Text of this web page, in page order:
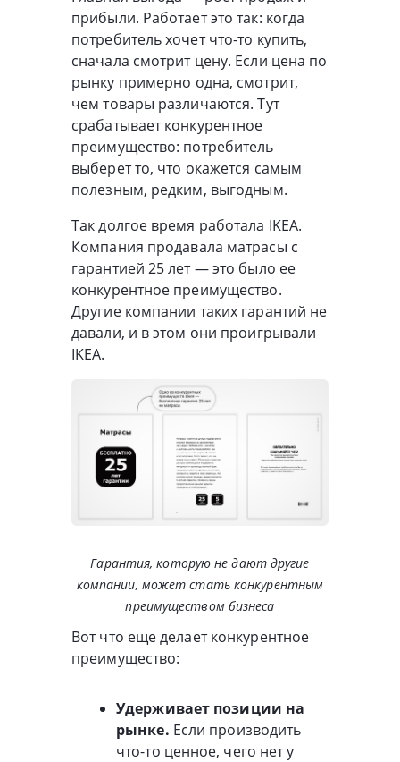
прибыли. Работает это так: когда
потребитель хочет что-то купить,
сначала смотрит цену. Если цена по
рынку примерно одна, смотрит,
чем товары различаются. Тут
срабатывает конкурентное
преимущество: потребитель
выберет то, что окажется самым
полезным, редким, выгодным.
Так долгое время работала IKEA.
Компания продавала матрасы с
гарантией 25 лет — это было ее
конкурентное преимущество.
Другие компании таких гарантий не
давали, и в этом они проигрывали
IKEA.
Гарантия, которую не дают другие
компании, может стать конкурентным
преимуществом бизнеса
Вот что еще делает конкурентное
преимущество:
Удерживает позиции на
рынке. Если производить
что-то ценное, чего нет у